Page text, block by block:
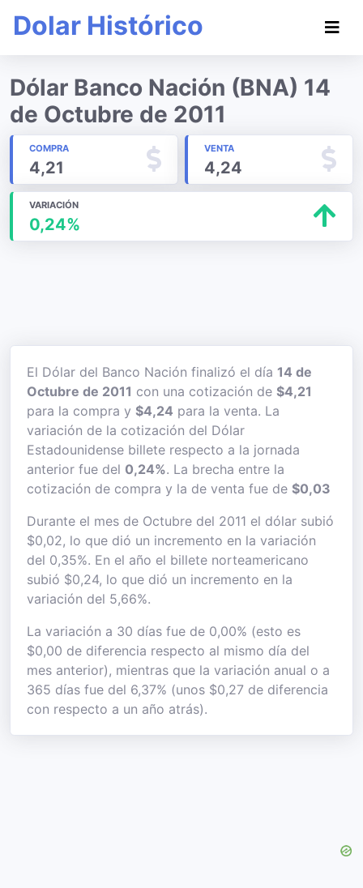
Dolar Histórico
Dólar Banco Nación (BNA) 14
de Octubre de 2011
COMPRA
4,21
VENTA
4,24
VARIACIÓN
0,24%
El Dólar del Banco Nación finalizó el día 14 de
Octubre de 2011 con una cotización de $4,21
para la compra y $4,24 para la venta. La
variación de la cotización del Dólar
Estadounidense billete respecto a la jornada
anterior fue del 0,24%. La brecha entre la
cotización de compra y la de venta fue de $0,03
Durante el mes de Octubre del 2011 el dólar subió
$0,02, lo que dió un incremento en la variación
del 0,35%. En el año el billete norteamericano
subió $0,24, lo que dió un incremento en la
variación del 5,66%.
La variación a 30 días fue de 0,00% (esto es
$0,00 de diferencia respecto al mismo día del
mes anterior), mientras que la variación anual o a
365 días fue del 6,37% (unos $0,27 de diferencia
con respecto a un año atrás).